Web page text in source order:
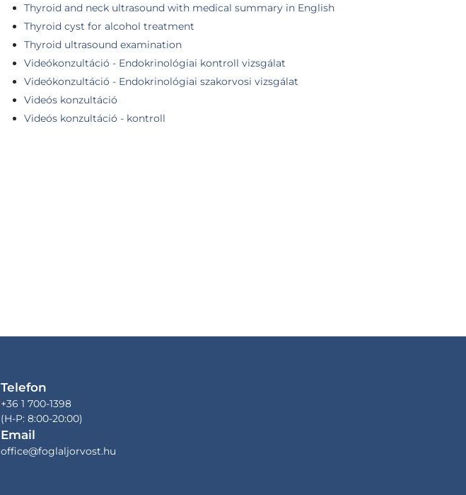
Thyroid and neck ultrasound with medical summary in English
Thyroid cyst for alcohol treatment
Thyroid ultrasound examination
Videókonzultáció - Endokrinológiai kontroll vizsgálat
Videókonzultáció - Endokrinológiai szakorvosi vizsgálat
Videós konzultáció
Videós konzultáció - kontroll
Telefon
+36 1 700-1398
(H-P: 8:00-20:00)
Email
office@foglaljorvost.hu